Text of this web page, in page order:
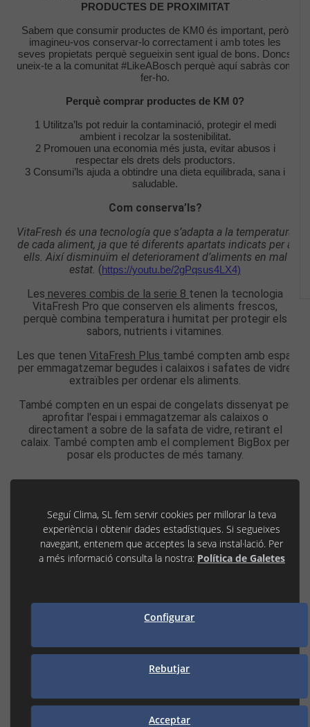
PRODUCTES DE PROXIMITAT
Sabem que consumir productes de KM0 és important, però
imagineu-vos conservar-lo correctament i amb totes les
seves propietats perquè segueixin sent igual de bons. Doncs
uneix-te a la comunitat #LikeABosch perquè aquí sabràs com
fer-ho.
Perquè comprar productes de KM 0?
1 Utilitza’ls pot reduir la contaminació, protegir el medi
ambient i recolzar la sostenibilitat.
2 Promouen una economia més justa, evitar abusos i
respectar els drets dels productors.
3 Consumi’ls ajuda a obtindre una dieta equilibrada, sana i
saludable.
Com conserva’ls?
VitaFresh és una tecnología que s’adapta a la temperatura
de cada aliment, ja que té diferents apartats indicats per a
ells. Així disminuïm el deteriorament d’aliments en mal
estat. (https://youtu.be/2gPqsus4LX4)
Les neveres combis de la serie 8 tenen la tecnologia
VitaFresh Pro que conserven els aliments frescos,
perquè combina temperatura i humitat per protegir els
sabors, nutrients i vitamines.
Les que tenen VitaFresh Plus també compten amb espai
per emmagatzemar begudes i calaixos i safates de vidre
extraïbles per ordenar els aliments.
També compten en un espai de congelats dissenyat per
aprofitar l'espai i emmagatzemar als calaixos o
directament a sobre de la safata de vidre, retirant el
calaix. També compten amb el complement BigBox per
posar els productes de més tamany.
Seguí Clima, SL fem servir cookies per millorar la teva
experiència i obtenir dades estadístiques. Si segueixes
navegant, entenem que acceptes la seva instal·lació. Per
a més informació consulta la nostra: Política de Galetes
Configurar
Rebutjar
Acceptar